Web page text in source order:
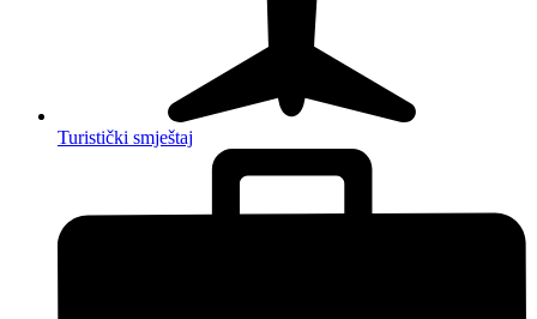
Turistički smještaj